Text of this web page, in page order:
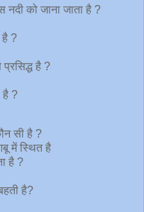
नदी को जाना जाता है ?
है ?
है ?
है ?
सी है ?
में स्थित है
है ?
है?